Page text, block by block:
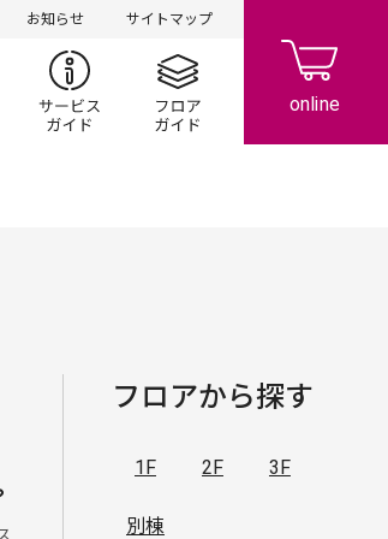
お知らせ サイトマップ
ャンペーン
ショップ一覧 サービスガイドフロアガイド
・フードサービス・クリニック
フロアから探す
1F 2F 3F
別棟